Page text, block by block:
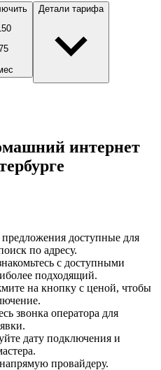
Детали тарифа
интернет
доступные для
по адресу.
с доступными
подходящий.
на кнопку с ценой, чтобы
звонка оператора для
дату подключения и
провайдеру.